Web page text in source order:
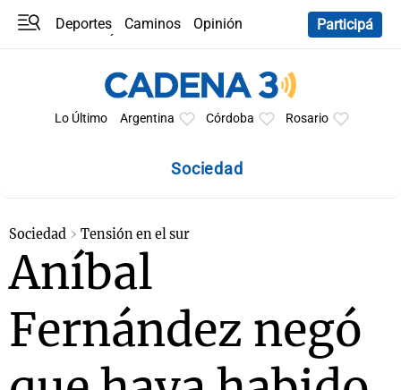
Deportes Caminos
Opinión
Participá
Lo Último Argentina Córdoba Rosario
Sociedad
Sociedad Tensión en el sur
Aníbal
Fernández negó